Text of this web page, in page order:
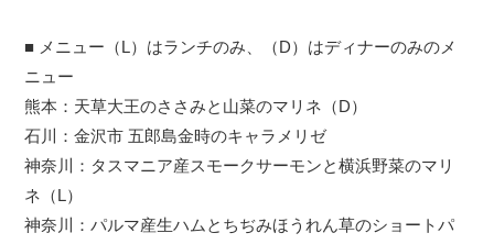
■ メニュー（L）はランチのみ、（D）はディナーのみのメ
ニュー
熊本：天草大王のささみと山菜のマリネ（D）
石川：金沢市 五郎島金時のキャラメリゼ
神奈川：タスマニア産スモークサーモンと横浜野菜のマリ
ネ（L）
神奈川：パルマ産生ハムとちぢみほうれん草のショートパ